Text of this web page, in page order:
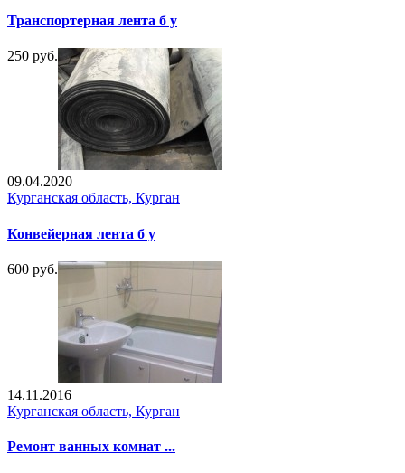
Транспортерная лента б у
250 руб.
09.04.2020
Курганская область, Курган
Конвейерная лента б у
600 руб.
14.11.2016
Курганская область, Курган
Ремонт ванных комнат ...